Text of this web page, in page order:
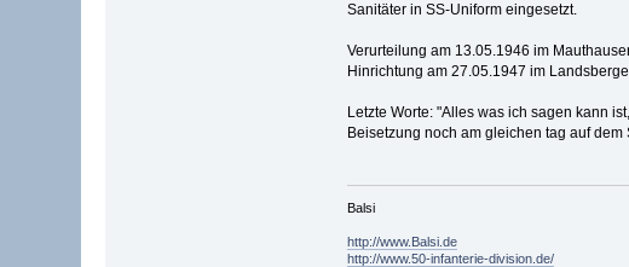
Sanitäter in SS-Uniform eingesetzt.
Verurteilung am 13.05.1946 im
Hinrichtung am 27.05.1947 im
Letzte Worte: "Alles was ich sagen kann
Beisetzung noch am gleichen tag auf dem
Balsi
http://www.Balsi.de
http://www.50-infanterie-division.de/